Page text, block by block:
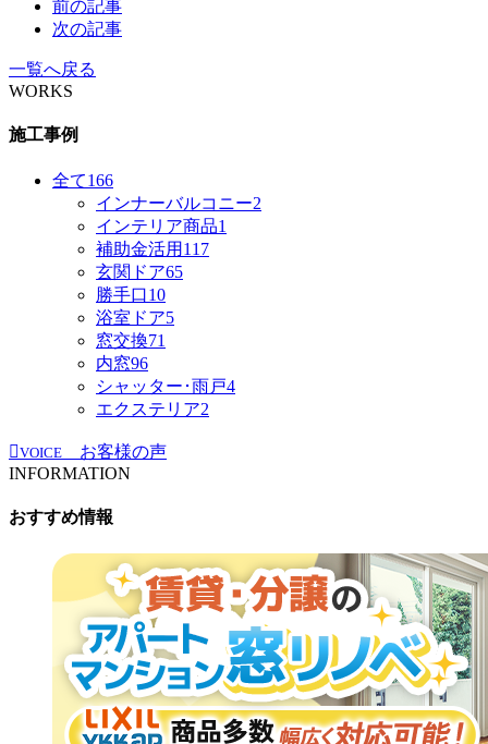
前の記事
次の記事
一覧へ戻る
WORKS
施工事例
全て166
インナーバルコニー2
インテリア商品1
補助金活用 117
玄関ドア65
勝手口10
浴室ドア5
窓交換71
内窓96
シャッター･雨戸4
エクステリア2
VOICE
お客様の声
INFORMATION
おすすめ情報